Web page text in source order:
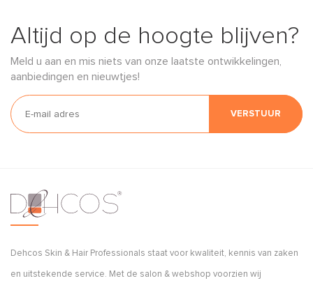
Altijd op de hoogte blijven?
Meld u aan en mis niets van onze laatste ontwikkelingen,
aanbiedingen en nieuwtjes!
VERSTUUR
Dehcos Skin & Hair Professionals staat voor kwaliteit, kennis van zaken
en uitstekende service. Met de salon & webshop voorzien wij